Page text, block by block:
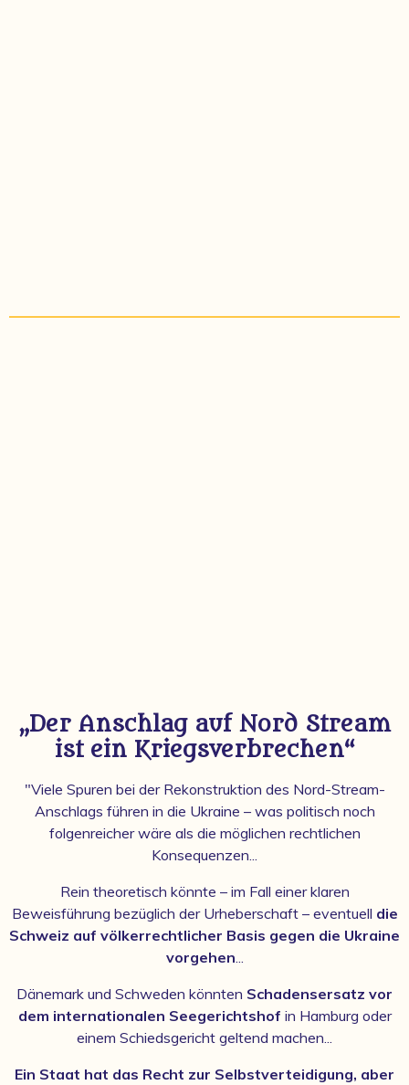
„Der Anschlag auf Nord Stream
ist ein Kriegsverbrechen“
"Viele Spuren bei der Rekonstruktion des Nord-Stream-
Anschlags führen in die Ukraine – was politisch noch
folgenreicher wäre als die möglichen rechtlichen
Konsequenzen...
Rein theoretisch könnte – im Fall einer klaren
Beweisführung bezüglich der Urheberschaft – eventuell die
Schweiz auf völkerrechtlicher Basis gegen die Ukraine
vorgehen...
Dänemark und Schweden könnten Schadensersatz vor
dem internationalen Seegerichtshof in Hamburg oder
einem Schiedsgericht geltend machen...
Ein Staat hat das Recht zur Selbstverteidigung, aber